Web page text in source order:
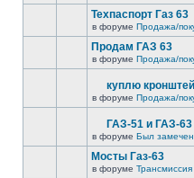
Техпаспорт Газ 63
в форуме Продажа/
Продам ГАЗ 63
в форуме Продажа/
куплю
в форуме Продажа/
ГАЗ-51 и ГАЗ-
в форуме Был
Мосты Газ-63
в форуме Трансмиссия